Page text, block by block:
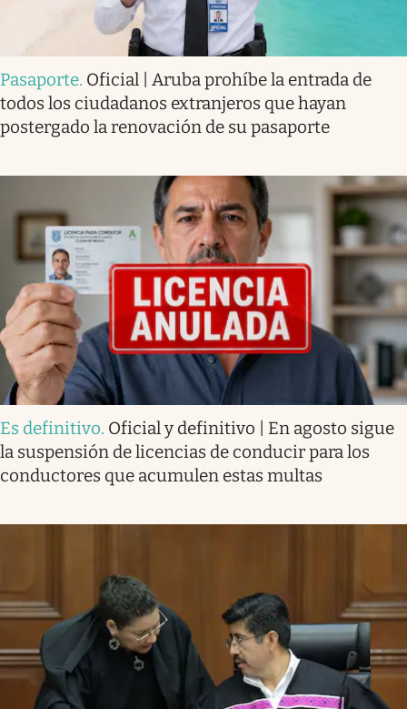
Pasaporte. Oficial | Aruba prohíbe la entrada de
todos los ciudadanos extranjeros que hayan
postergado la renovación de su pasaporte
Es definitivo. Oficial y definitivo | En agosto sigue
la suspensión de licencias de conducir para los
conductores que acumulen estas multas